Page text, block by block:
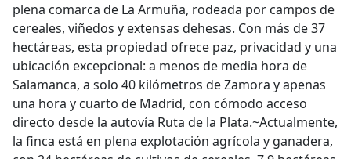
plena comarca de La Armuña, rodeada por campos de
cereales, viñedos y extensas dehesas. Con más de 37
hectáreas, esta propiedad ofrece paz, privacidad y una
ubicación excepcional: a menos de media hora de
Salamanca, a solo 40 kilómetros de Zamora y apenas
una hora y cuarto de Madrid, con cómodo acceso
directo desde la autovía Ruta de la Plata.~Actualmente,
la finca está en plena explotación agrícola y ganadera,